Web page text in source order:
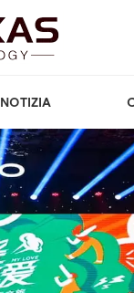
NOTIZIA